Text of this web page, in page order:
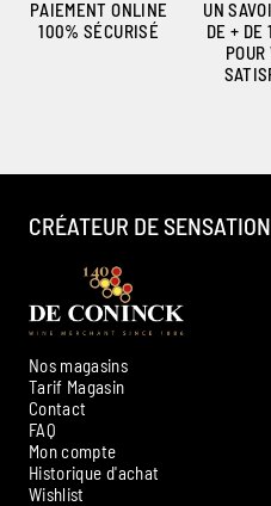
PAIEMENT ONLINE
100% SÉCURISÉ
UN
DE + DE
POUR
Nos magasins
Tarif Magasin
Contact
FAQ
Mon compte
Historique d'achat
Wishlist
CRÉATEUR DE